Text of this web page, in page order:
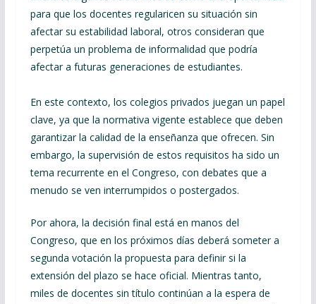
para que los docentes regularicen su situación sin
afectar su estabilidad laboral, otros consideran que
perpetúa un problema de informalidad que podría
afectar a futuras generaciones de estudiantes.
En este contexto, los colegios privados juegan un papel
clave, ya que la normativa vigente establece que deben
garantizar la calidad de la enseñanza que ofrecen. Sin
embargo, la supervisión de estos requisitos ha sido un
tema recurrente en el Congreso, con debates que a
menudo se ven interrumpidos o postergados.
Por ahora, la decisión final está en manos del
Congreso, que en los próximos días deberá someter a
segunda votación la propuesta para definir si la
extensión del plazo se hace oficial. Mientras tanto,
miles de docentes sin título continúan a la espera de